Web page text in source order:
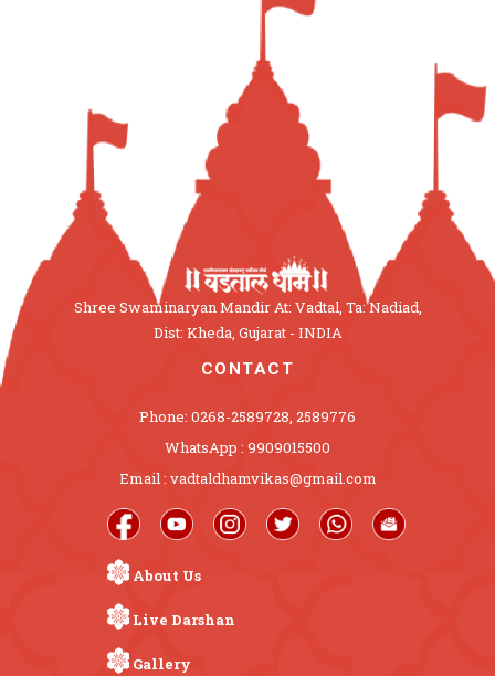
Shree Swaminaryan Mandir At: Vadtal, Ta: Nadiad,
Dist: Kheda, Gujarat - INDIA
CONTACT
Phone: 0268-2589728, 2589776
WhatsApp : 9909015500
Email : vadtaldhamvikas@gmail.com
About Us
Live Darshan
Gallery